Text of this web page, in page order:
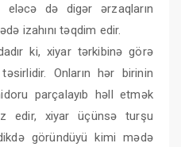
eləcə də digər ərzaqların
izahını təqdim edir.
ki, xiyar tərkibinə görə
Onların hər birinin
parçalayıb həll etmək
edir, xiyar üçünsə turşu
göründüyü kimi mədə